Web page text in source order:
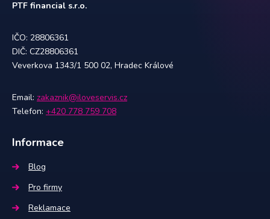
PTF financial s.r.o.
IČO: 28806361
DIČ: CZ28806361
Veverkova 1343/1 500 02, Hradec Králové
Email: zakaznik@iloveservis.cz
Telefon: +420 778 759 708
Informace
Blog
Pro firmy
Reklamace